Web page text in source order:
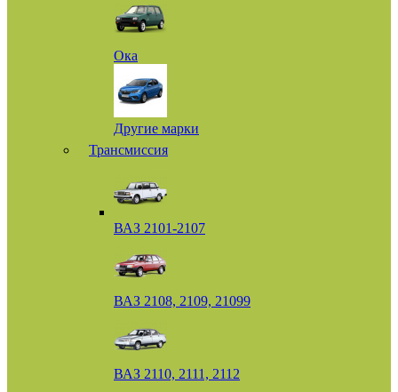
Ока
Другие марки
Трансмиссия
ВАЗ 2101-2107
ВАЗ 2108, 2109, 21099
ВАЗ 2110, 2111, 2112